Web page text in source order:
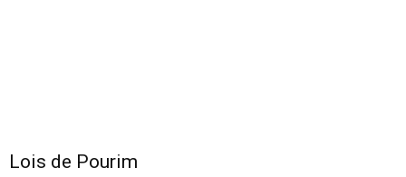
Lois de Pourim